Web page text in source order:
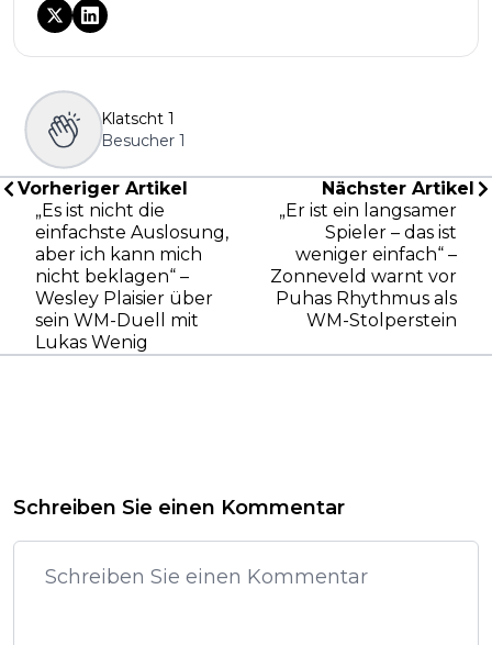
Klatscht 1
Besucher 1
Vorheriger Artikel
„Es ist nicht die
einfachste Auslosung,
aber ich kann mich
nicht beklagen“ –
Wesley Plaisier über
sein WM-Duell mit
Lukas Wenig
Nächster Artikel
„Er ist ein langsamer
Spieler – das ist
weniger einfach“ –
Zonneveld warnt vor
Puhas Rhythmus als
WM-Stolperstein
Schreiben Sie einen Kommentar